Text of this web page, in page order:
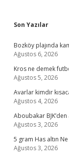
Son Yazılar
Bozköy plajında
Ağustos 6, 2026
Kros ne demek
Ağustos 5, 2026
Avarlar kimdir
Ağustos 4, 2026
Aboubakar BJK’den
Ağustos 3, 2026
5 gram Has altın
Ağustos 3, 2026